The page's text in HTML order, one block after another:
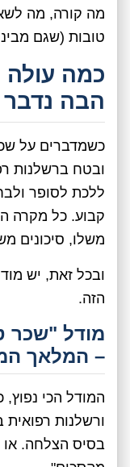
מה קורה, מה
טובות (שגם
כמה
הבה
כשמדברים על
ובטח ברשלנות
ללכת לסופר
קבוע. כל מקרה
משלו, סיכונים
ובכל זאת, יש
הזה.
מודל "שכר
– המלאך
המודל הכי נפוץ,
ורשלנות
בסיס הצלחה. או